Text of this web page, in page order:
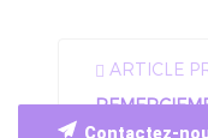
ARTICLE
NOTRE
Contactez-